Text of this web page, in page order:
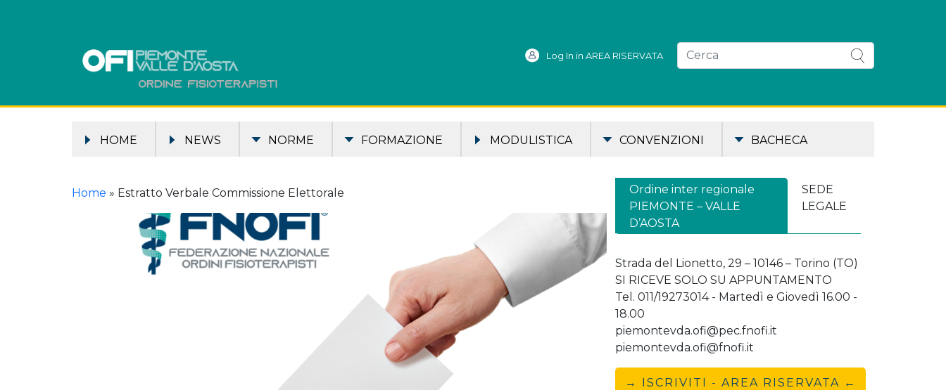
Log In in AREA RISERVATA
HOME NEWS NORME FORMAZIONE MODULISTICA CONVENZIONI BACHECA
Home » Estratto Verbale Commissione Elettorale
Ordine inter regionale
PIEMONTE – VALLE
D’AOSTA
SEDE
LEGALE
Strada del Lionetto, 29 – 10146 – Torino (TO)
SI RICEVE SOLO SU APPUNTAMENTO
Tel. 011/19273014 - Martedì e Giovedì 16.00 -
18.00
piemontevda.ofi@pec.fnofi.it
piemontevda.ofi@fnofi.it
→ ISCRIVITI - AREA RISERVATA ←